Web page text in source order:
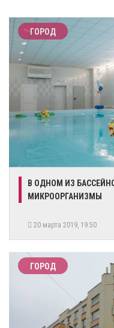
ГОРОД
В ОДНОМ ИЗ
МИКРООРГАНИЗМЫ
20 марта 2019, 19:50
ГОРОД